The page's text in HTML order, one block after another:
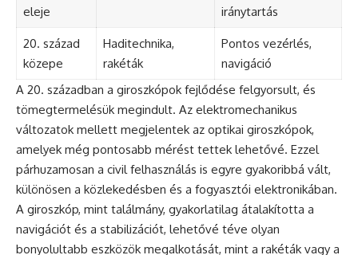
eleje
iránytartás
20. század
közepe
Haditechnika,
rakéták
Pontos vezérlés,
navigáció
A 20. században a giroszkópok fejlődése felgyorsult, és
tömegtermelésük megindult. Az elektromechanikus
változatok mellett megjelentek az optikai giroszkópok,
amelyek még pontosabb mérést tettek lehetővé. Ezzel
párhuzamosan a civil felhasználás is egyre gyakoribbá vált,
különösen a közlekedésben és a fogyasztói elektronikában.
A giroszkóp, mint találmány, gyakorlatilag átalakította a
navigációt és a stabilizációt, lehetővé téve olyan
bonyolultabb eszközök megalkotását, mint a rakéták vagy a